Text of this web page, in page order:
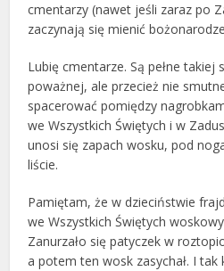
cmentarzy (nawet jeśli zaraz po
zaczynają się mienić
Lubię cmentarze. Są pełne
poważnej, ale przecież nie
spacerować pomiędzy
we Wszystkich Świętych i w
unosi się zapach wosku, pod
liście.
Pamiętam, że w dzieciństwie
we Wszystkich Świętych
Zanurzało się patyczek w
a potem ten wosk zasychał. I tak